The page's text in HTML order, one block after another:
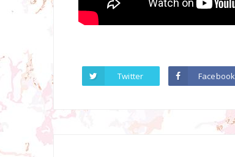
Twitter Facebook